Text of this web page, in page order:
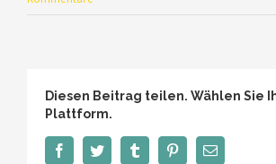
Diesen Beitrag teilen. Wählen Sie
Plattform.
FacebookTwitter Tumblr PinterestE-